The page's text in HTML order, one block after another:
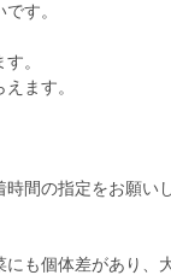
す。
。
ます。
間の指定をお願い
も個体差があり、